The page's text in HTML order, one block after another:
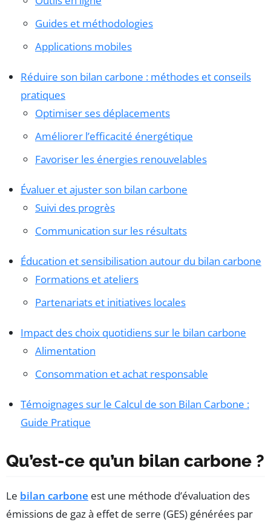
Guides et méthodologies
Applications mobiles
Réduire son bilan carbone : méthodes et conseils
pratiques
Optimiser ses déplacements
Améliorer l’efficacité énergétique
Favoriser les énergies renouvelables
Évaluer et ajuster son bilan carbone
Suivi des progrès
Communication sur les résultats
Éducation et sensibilisation autour du bilan carbone
Formations et ateliers
Partenariats et initiatives locales
Impact des choix quotidiens sur le bilan carbone
Alimentation
Consommation et achat responsable
Témoignages sur le Calcul de son Bilan Carbone :
Guide Pratique
Qu’est-ce qu’un bilan carbone ?
Le bilan carbone est une méthode d’évaluation des
émissions de gaz à effet de serre (GES) générées par